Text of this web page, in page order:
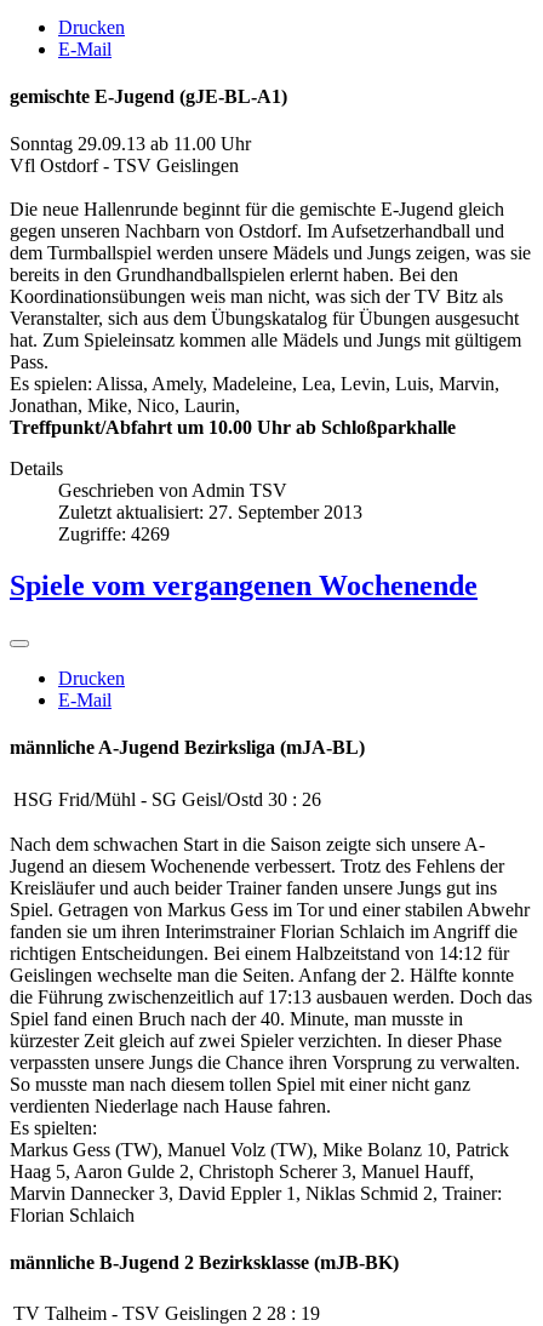
Drucken
E-Mail
gemischte E-Jugend (gJE-BL-A1)
Sonntag 29.09.13 ab 11.00 Uhr
Vfl Ostdorf - TSV Geislingen
Die neue Hallenrunde beginnt für die gemischte E-Jugend gleich
gegen unseren Nachbarn von Ostdorf. Im Aufsetzerhandball und
dem Turmballspiel werden unsere Mädels und Jungs zeigen, was sie
bereits in den Grundhandballspielen erlernt haben. Bei den
Koordinationsübungen weis man nicht, was sich der TV Bitz als
Veranstalter, sich aus dem Übungskatalog für Übungen ausgesucht
hat. Zum Spieleinsatz kommen alle Mädels und Jungs mit gültigem
Pass.
Es spielen: Alissa, Amely, Madeleine, Lea, Levin, Luis, Marvin,
Jonathan, Mike, Nico, Laurin,
Treffpunkt/Abfahrt um 10.00 Uhr ab Schloßparkhalle
Details
Geschrieben von Admin TSV
Zuletzt aktualisiert: 27. September 2013
Zugriffe: 4269
Spiele vom vergangenen Wochenende
Drucken
E-Mail
männliche A-Jugend Bezirksliga (mJA-BL)
HSG Frid/Mühl - SG Geisl/Ostd 30 : 26
Nach dem schwachen Start in die Saison zeigte sich unsere A-
Jugend an diesem Wochenende verbessert. Trotz des Fehlens der
Kreisläufer und auch beider Trainer fanden unsere Jungs gut ins
Spiel. Getragen von Markus Gess im Tor und einer stabilen Abwehr
fanden sie um ihren Interimstrainer Florian Schlaich im Angriff die
richtigen Entscheidungen. Bei einem Halbzeitstand von 14:12 für
Geislingen wechselte man die Seiten. Anfang der 2. Hälfte konnte
die Führung zwischenzeitlich auf 17:13 ausbauen werden. Doch das
Spiel fand einen Bruch nach der 40. Minute, man musste in
kürzester Zeit gleich auf zwei Spieler verzichten. In dieser Phase
verpassten unsere Jungs die Chance ihren Vorsprung zu verwalten.
So musste man nach diesem tollen Spiel mit einer nicht ganz
verdienten Niederlage nach Hause fahren.
Es spielten:
Markus Gess (TW), Manuel Volz (TW), Mike Bolanz 10, Patrick
Haag 5, Aaron Gulde 2, Christoph Scherer 3, Manuel Hauff,
Marvin Dannecker 3, David Eppler 1, Niklas Schmid 2, Trainer:
Florian Schlaich
männliche B-Jugend 2 Bezirksklasse (mJB-BK)
TV Talheim - TSV Geislingen 2 28 : 19